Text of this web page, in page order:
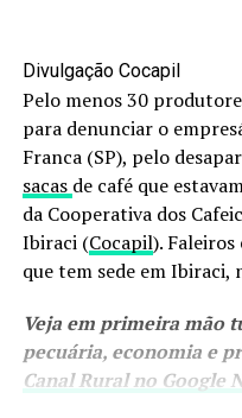
Divulgação Cocapil
Pelo menos 30
para denunciar o
Franca (SP), pelo
sacas de café que
da Cooperativa dos
Ibiraci (Cocapil).
que tem sede em Ibiraci,
Veja em primeira mão
pecuária, economia e
Canal Rural no Google